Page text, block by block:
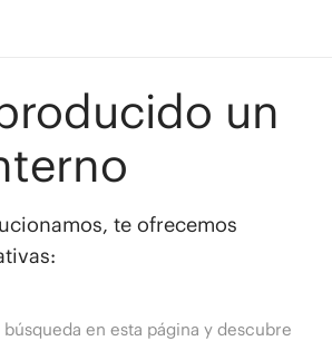
un
te ofrecemos
búsqueda en esta página y descubre